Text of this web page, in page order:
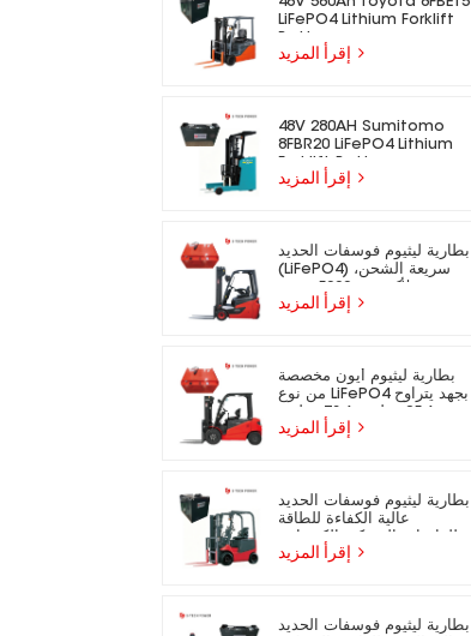
LiFePO4 Lithium Forklift
48V 280AH Sumitomo
8FBR20 LiFePO4 Lithium
بطارية ليثيوم فوسفات الحديد
(LiFePO4) سريعة الشحن،
مناسبة للرافعات الشوكية
بطارية ليثيوم أيون مخصصة
من نوع LiFePO4 بجهد يتراوح
مناسبة للرافعات الشوكية
بطارية ليثيوم فوسفات الحديد
عالية الكفاءة للطاقة
بطارية ليثيوم فوسفات الحديد